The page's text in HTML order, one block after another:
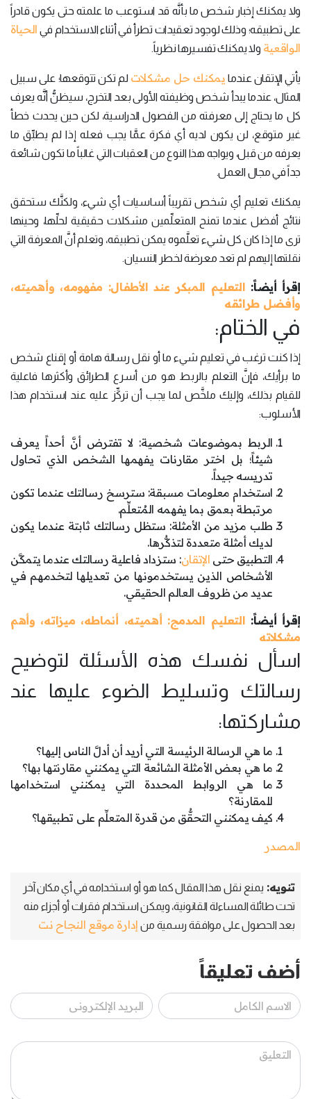
ولا يمكنك إخبار شخص ما بأنَّه قد استوعب ما علمته حتى يكون قادراً
على تطبيقه؛ وذلك لوجود تعقيدات تطرأ في أثناء الاستخدام في الحياة
الواقعية ولا يمكنك تفسيرها نظرياً.
يأتي الإتقان عندما يمكنك حل مشكلات لم تكن تتوقعها؛ على سبيل
المثال، عندما يبدأ شخص وظيفته الأولى بعد التخرج، سيظنُّ أنَّه يعرف
كل ما يحتاج إلى معرفته من الفصول الدراسية، لكن حين يحدث خطأ
غير متوقع، لن يكون لديه أي فكرة عمَّا يجب فعله إذا لم يطبِّق ما
يعرفه من قبل، ويواجه هذا النوع من العقبات التي غالباً ما تكون شائعة
جداً في مجال العمل.
يمكنك تعليم أي شخص تقريباً أساسيات أي شيء، ولكنَّك ستحقق
نتائج أفضل عندما تمنح المتعلِّمين مشكلات حقيقية لحلِّها، وحينها
ترى ما إذا كان كل شيء تعلَّموه يمكن تطبيقه، وتعلم أنَّ المعرفة التي
نقلتها إليهم لم تعد معرضة لخطر النسيان.
إقرأ أيضاً: التعليم المبكر عند الأطفال: مفهومه، وأهميته،
وأفضل طرائقه
في الختام:
إذا كنت ترغب في تعليم شيء ما أو نقل رسالة هامة أو إقناع شخص
ما برأيك، فإنَّ التعلم بالربط هو من أسرع الطرائق وأكثرها فاعلية
للقيام بذلك، وإليك ملخَّص لما يجب أن تركِّز عليه عند استخدام هذا
الأسلوب:
الربط بموضوعات شخصية: لا تفترض أنَّ أحداً يعرف
شيئاً؛ بل اختر مقارنات يفهمها الشخص الذي تحاول
تدريسه جيداً.
استخدام معلومات مسبقة: سترسخ رسالتك عندما تكون
مرتبطة بعمق بما يفهمه المُتعلِّم.
طلب مزيد من الأمثلة: ستظل رسالتك ثابتة عندما يكون
لديك أمثلة متعددة لتذكُّرها.
التطبيق حتى الإتقان: ستزداد فاعلية رسالتك عندما يتمكَّن
الأشخاص الذين يستخدمونها من تعديلها لتخدمهم في
عديد من ظروف العالم الحقيقي.
إقرأ أيضاً: التعليم المدمج: أهميته، أنماطه، ميزاته، وأهم
مشكلاته
اسأل نفسك هذه الأسئلة لتوضيح
رسالتك وتسليط الضوء عليها عند
مشاركتها:
ما هي الرسالة الرئيسة التي أريد أن أدلَّ الناس إليها؟
ما هي بعض الأمثلة الشائعة التي يمكنني مقارنتها بها؟
ما هي الروابط المحددة التي يمكنني استخدامها
للمقارنة؟
كيف يمكنني التحقُّق من قدرة المتعلِّم على تطبيقها؟
المصدر
تنويه: يمنع نقل هذا المقال كما هو أو استخدامه في أي مكان آخر
تحت طائلة المساءلة القانونية، ويمكن استخدام فقرات أو أجزاء منه
بعد الحصول على موافقة رسمية من إدارة موقع النجاح نت
أضف تعليقاً